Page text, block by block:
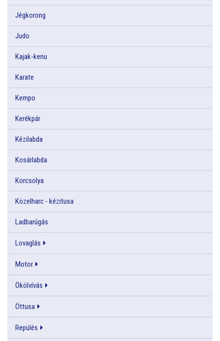
Jégkorong
Judo
Kajak-kenu
Karate
Kempo
Kerékpár
Kézilabda
Kosárlabda
Korcsolya
Közelharc - kézitusa
Ladbarúgás
Lovaglás
Motor
Ökölvívás
Öttusa
Repülés